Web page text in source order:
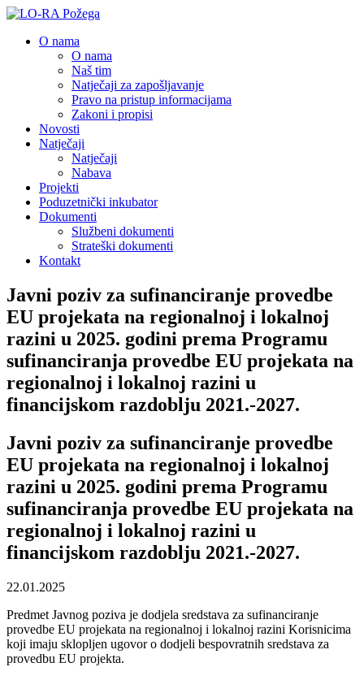
O nama
O nama
Naš tim
Natječaji za zapošljavanje
Pravo na pristup informacijama
Zakoni i propisi
Novosti
Natječaji
Natječaji
Nabava
Projekti
Poduzetnički inkubator
Dokumenti
Službeni dokumenti
Strateški dokumenti
Kontakt
Javni poziv za sufinanciranje provedbe
EU projekata na regionalnoj i lokalnoj
razini u 2025. godini prema Programu
sufinanciranja provedbe EU projekata na
regionalnoj i lokalnoj razini u
financijskom razdoblju 2021.-2027.
Javni poziv za sufinanciranje provedbe
EU projekata na regionalnoj i lokalnoj
razini u 2025. godini prema Programu
sufinanciranja provedbe EU projekata na
regionalnoj i lokalnoj razini u
financijskom razdoblju 2021.-2027.
22.01.2025
Predmet Javnog poziva je dodjela sredstava za sufinanciranje
provedbe EU projekata na regionalnoj i lokalnoj razini Korisnicima
koji imaju sklopljen ugovor o dodjeli bespovratnih sredstava za
provedbu EU projekta.